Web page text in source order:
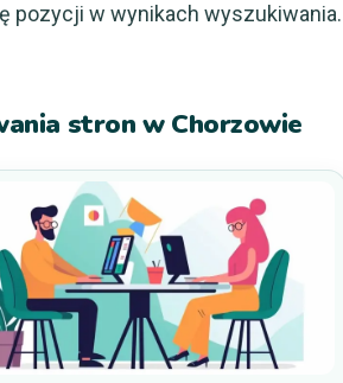
pozycji w wynikach wyszukiwania.
stron w Chorzowie